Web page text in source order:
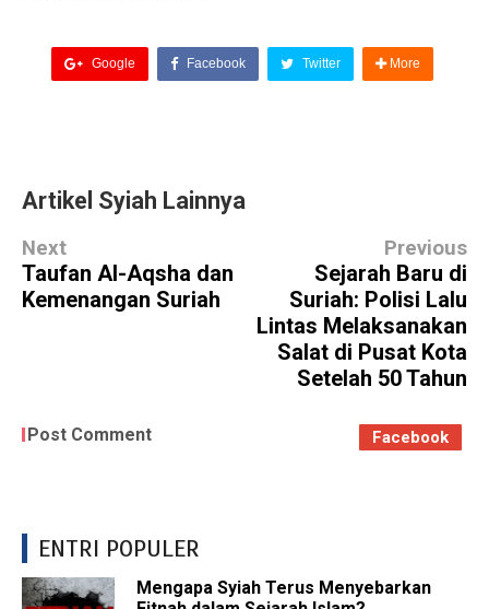
Google Facebook Twitter More
Artikel Syiah Lainnya
Next
Taufan Al-Aqsha dan
Kemenangan Suriah
Previous
Sejarah Baru di
Suriah: Polisi Lalu
Lintas Melaksanakan
Salat di Pusat Kota
Setelah 50 Tahun
Post Comment Facebook
ENTRI POPULER
Mengapa Syiah Terus Menyebarkan